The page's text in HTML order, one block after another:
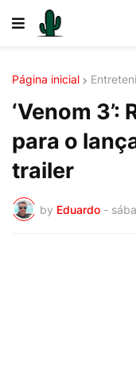
Página inicial
‘Venom
para o
trailer
by Eduardo -